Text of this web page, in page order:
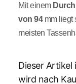
Mit einem
von 94 mm liegt
meisten
Dieser Artikel
wird nach